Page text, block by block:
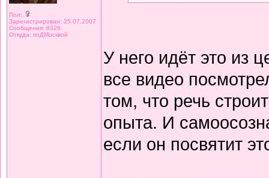
Пол:
Зарегистрирован: 25.07.2007
Сообщения: 8326
Откуда: поДМосквой
У него идёт это из
все видео
том, что речь
опыта. И
если он посвятит